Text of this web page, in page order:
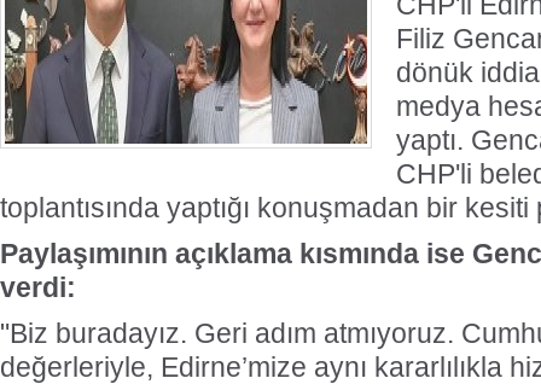
Filiz
dönük
medya
yaptı.
CHP'li
toplantısında yaptığı konuşmadan bir kesiti
Paylaşımının açıklama kısmında ise
verdi:
"Biz buradayız. Geri adım atmıyoruz.
değerleriyle, Edirne’mize aynı kararlılıkla